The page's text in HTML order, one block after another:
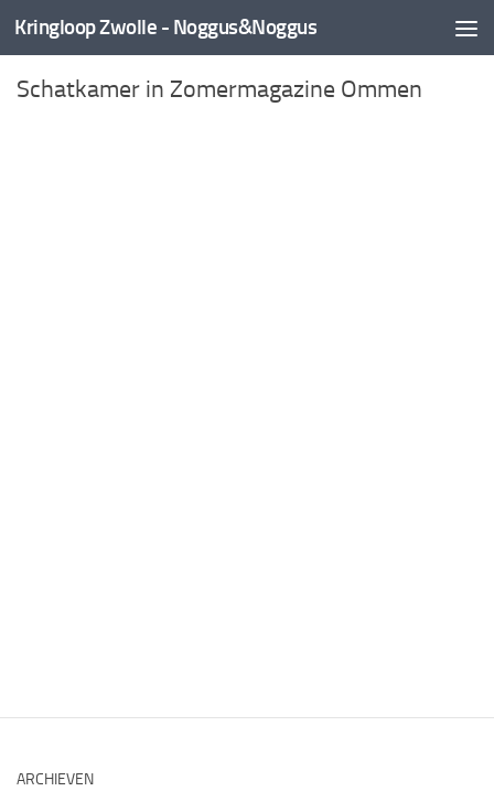
Doorgaan naar inhoud
Kringloop Zwolle - Noggus&Noggus
Schatkamer in Zomermagazine Ommen
ARCHIEVEN